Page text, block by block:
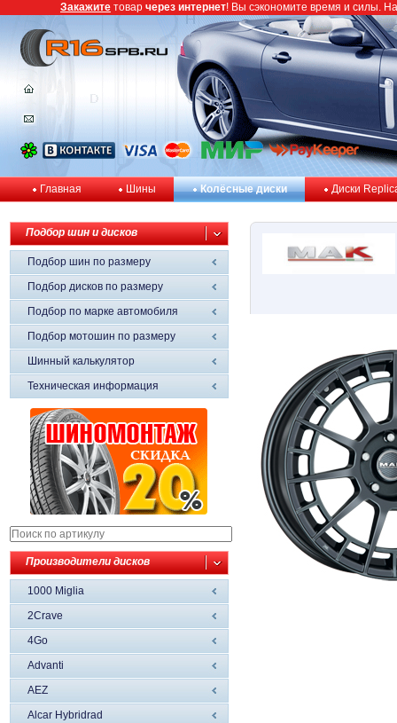
Главная Шины Колёсные диски Диски
Подбор шин и дисков
Подбор шин по размеру
Подбор дисков по размеру
Подбор по марке автомобиля
Подбор мотошин по размеру
Шинный калькулятор
Техническая информация
Производители дисков
1000 Miglia
2Crave
4Go
Advanti
AEZ
Alcar Hybridrad
Закажите товар через интернет! Вы сэкономите время и силы.